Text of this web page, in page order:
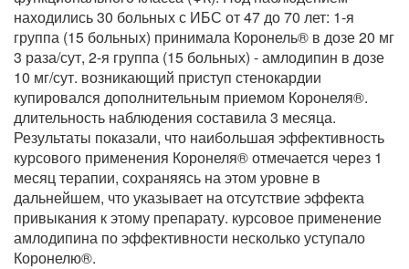
находились 30 больных с ИБС от 47 до 70 лет: 1-я
группа (15 больных) принимала Коронель® в дозе 20 мг
3 раза/сут, 2-я группа (15 больных) - амлодипин в дозе
10 мг/сут. возникающий приступ стенокардии
купировался дополнительным приемом Коронеля®.
длительность наблюдения составила 3 месяца.
Результаты показали, что наибольшая эффективность
курсового применения Коронеля® отмечается через 1
месяц терапии, сохраняясь на этом уровне в
дальнейшем, что указывает на отсутствие эффекта
привыкания к этому препарату. курсовое применение
амлодипина по эффективности несколько уступало
Коронелю®.